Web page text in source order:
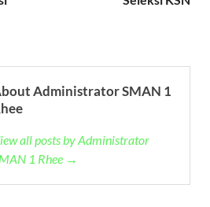
Administrator SMAN 1
all posts by Administrator
1 Rhee →